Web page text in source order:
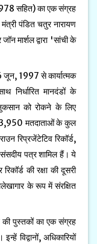
सहित) का एक संग्रह
पंडित चतुर नारायण
मार्शल द्वारा 'सांची के
6 जून, 1997 से कार्यात्मक
निर्धारित मानदंडों के
को रोकने के लिए
13,950 मतदाताओं के कुल
रिप्रजेंटेटिव रिकॉर्ड,
संसदीय पत्र शामिल हैं। ये
की रक्षा की दूसरी
के रूप में संरक्षित
की पुस्तकों का एक संग्रह
विद्वानों, अधिकारियों